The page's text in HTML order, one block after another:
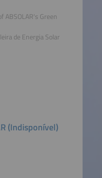
ABSOLAR's Green
de Energia Solar
(Indisponível)